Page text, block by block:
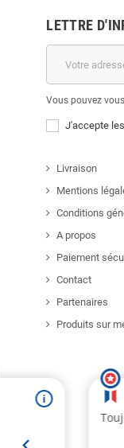
LETTRE
Vous pouvez
J'accepte
Livraison
Mentions
Conditions
A propos
Paiement
Contact
Partenaires
Produits sur